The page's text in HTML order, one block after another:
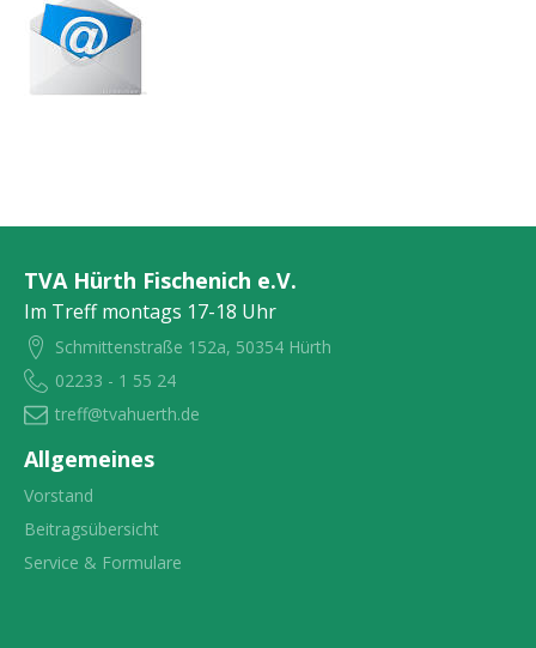
TVA Hürth Fischenich e.V.
Im Treff montags 17-18 Uhr
Schmittenstraße 152a, 50354 Hürth
02233 - 1 55 24
treff@tvahuerth.de
Allgemeines
Vorstand
Beitragsübersicht
Service & Formulare